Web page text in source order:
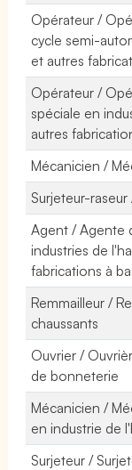
Opérateur /
cycle semi-
et autres
Opérateur /
spéciale en
autres
Mécanicien /
Surjeteur-
Agent / Agente
industries de
fabrications à
Remmailleur /
chaussants
Ouvrier /
de bonneterie
Mécanicien /
en industrie de
Surjeteur /